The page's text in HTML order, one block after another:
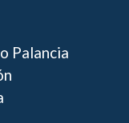
Palancia